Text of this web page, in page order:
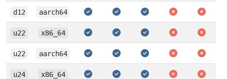
d12 aarch64
u22 x86_64
u22 aarch64
u24 x86_64